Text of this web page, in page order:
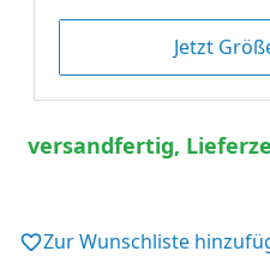
Jetzt
versandfertig,
Zur Wunschliste